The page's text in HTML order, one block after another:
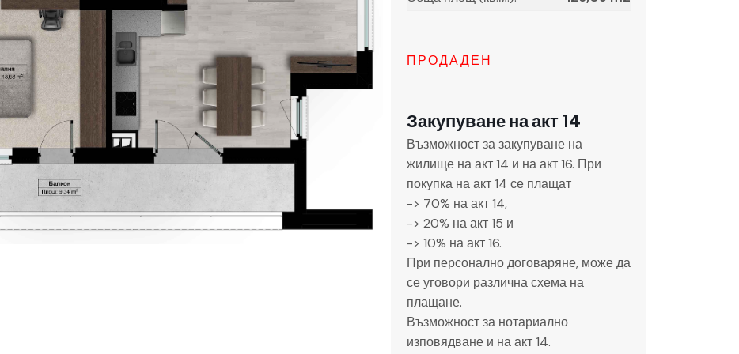
ПРОДАДЕН
Закупуване на акт 14
Възможност за закупуване на
жилище на акт 14 и на акт 16. При
покупка на акт 14 се плащат
-> 70% на акт 14,
-> 20% на акт 15 и
-> 10% на акт 16.
При персонално договаряне, може да
се уговори различна схема на
плащане.
Възможност за нотариално
изповядване и на акт 14.